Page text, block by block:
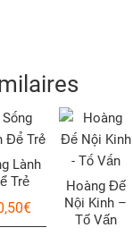
Lành
Trẻ
€
Hoàng Đế
Nội Kinh –
Tố Vấn